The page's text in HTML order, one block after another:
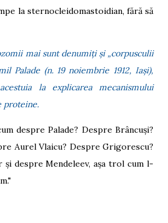
la sternocleidomastoidian, fără să
mai sunt denumiți și „corpusculii
Palade (n. 19 noiembrie 1912, Iași),
la explicarea mecanismului
proteine.
despre Palade? Despre Brâncuși?
Aurel Vlaicu? Despre Grigorescu?
și despre Mendeleev, așa trol cum l-